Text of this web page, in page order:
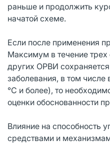
раньше и продолжить
начатой схеме.
Если после применения
Максимум в течение трех
других ОРВИ
заболевания, в том
°С и более), то
оценки обоснованности
Влияние на способность
средствами и